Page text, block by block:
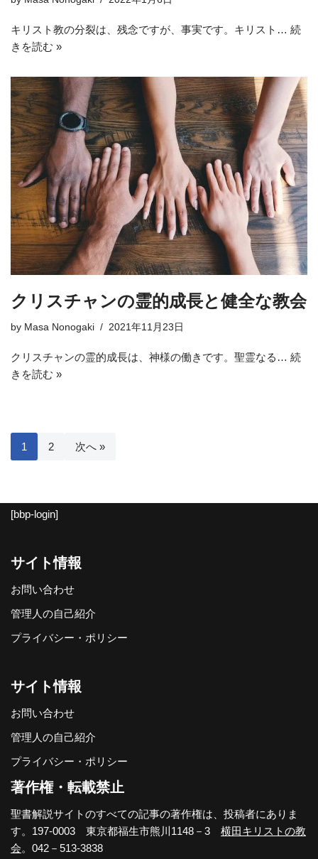
キリスト教の分裂は、残念ですが、事実です。キリスト… 続
きを読む »
クリスチャンの霊的成長と健全な教会
by Masa Nonogaki 2021年11月23日
クリスチャンの霊的成長は、神様の働きです。聖霊なる… 続
きを読む »
1 2 次へ »
[bbp-login]
サイト情報
お問い合わせ
管理人の自己紹介
プライバシー・ポリシー
サイト情報
お問い合わせ
管理人の自己紹介
プライバシー・ポリシー
著作権・転載禁止
聖書解説サイトのすべての記事の著作権は、投稿者にありま
す。197-0003 東京都福生市熊川1148－3 横田キリストの教
会。042－513-3838